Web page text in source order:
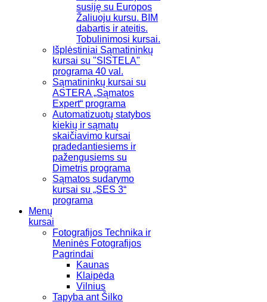
susiję su Europos
Žaliuoju kursu. BIM
dabartis ir ateitis.
Tobulinimosi kursai.
Išplėstiniai Sąmatininkų
kursai su "SISTELA"
programa 40 val.
Sąmatininkų kursai su
ASTERA „Sąmatos
Expert“ programa
Automatizuotų statybos
kiekių ir sąmatų
skaičiavimo kursai
pradedantiesiems ir
pažengusiems su
Dimetris programa
Sąmatos sudarymo
kursai su „SES 3“
programa
Menų
kursai
Fotografijos Technika ir
Meninės Fotografijos
Pagrindai
Kaunas
Klaipėda
Vilnius
Tapyba ant Šilko